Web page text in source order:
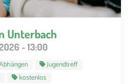
Unterbach
- 13:00
Jugendtreff
kostenlos